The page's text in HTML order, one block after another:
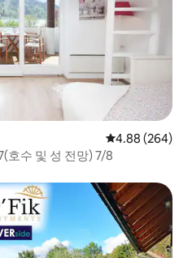
평점 4.88점(5
4.88 (264)
호수 및 성 전망) 7/8